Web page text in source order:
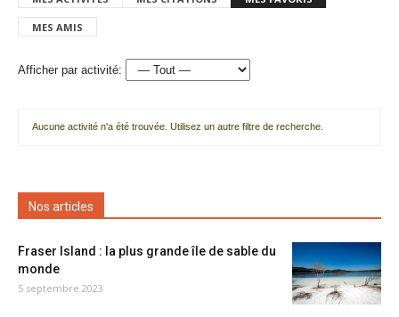
MES AMIS
Afficher par activité:
Aucune activité n'a été trouvée. Utilisez un autre filtre de recherche.
Nos articles
Fraser Island : la plus grande île de sable du
monde
5 septembre 2023